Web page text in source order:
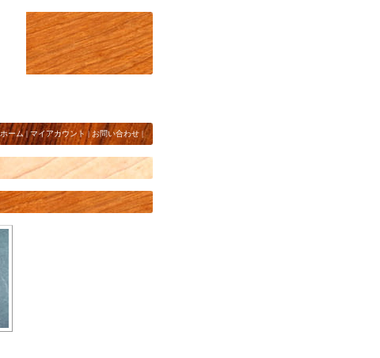
ホーム|マイアカウント | お問い合わせ |